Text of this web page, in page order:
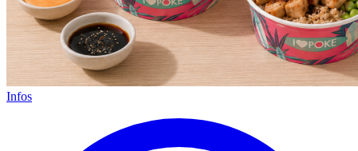
Infos